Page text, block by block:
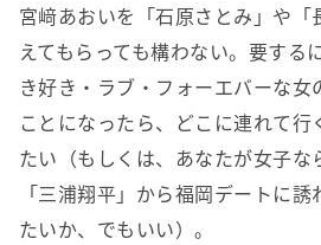
宮﨑あおいを「石原さとみ」や
えてもらっても構わない。要する
き好き・ラブ・フォーエバーな女
ことになったら、どこに連れて
たい（もしくは、あなたが女子な
「三浦翔平」から福岡デートに
たいか、でもいい）。